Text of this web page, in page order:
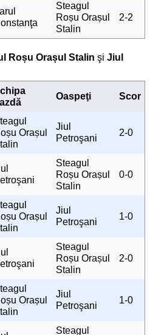
Steagul
Roșu Orașul
Stalin
2-2
Roșu Orașul Stalin şiJiul
Oaspeţi Scor
Orașul
Jiul
Petroşani
2-0
Steagul
Roșu Orașul
Stalin
0-0
Orașul
Jiul
Petroşani
1-0
Steagul
Roșu Orașul
Stalin
2-0
Orașul
Jiul
Petroşani
1-0
Steagul